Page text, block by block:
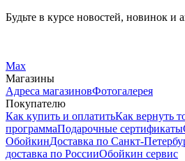
Будьте в курсе новостей, новинок и
Max
Магазины
Адреса магазиновФотогалерея
Покупателю
Как купить и оплатитьКак вернуть
программаПодарочные сертификаты
ОбойкинДоставка по Санкт-
доставка по РоссииОбойкин сервис